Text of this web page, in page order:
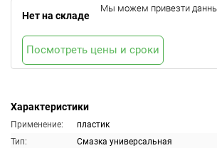
Характеристики
Применение:
пластик
Тип:
Смазка универсальная
Нет на складе
Мы можем привезти
Посмотреть цены и сроки